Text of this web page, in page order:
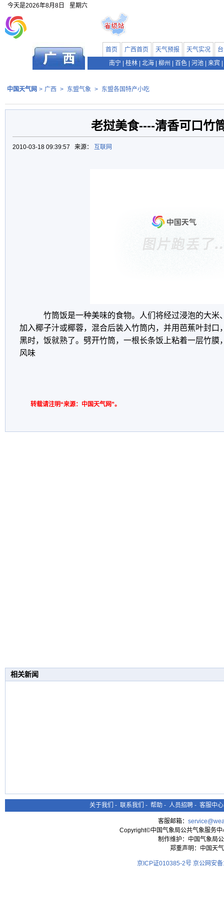
今天是2026年8月8日 星期六
首页 广西首页 天气预报 天气实况
南宁
桂林 北海 柳州 百色 河池 来宾
中国天气网 > 广西 > 东盟气象 > 东盟各国特产小吃
老挝美食----清香可口竹
2010-03-18 09:39:57 来源： 互联网
竹筒饭是一种美味的食物。人们将经过浸泡的大米
加入椰子汁或椰蓉，混合后装入竹筒内，并用芭蕉叶封口
黑时，饭就熟了。劈开竹筒，一根长条饭上粘着一层竹膜
风味
转载请注明“来源：中国天气网”。
相关新闻
关于我们 - 联系我们 - 帮助 - 人员招聘 - 客服中心
客服邮箱：
Copyright©中国气象局公共气象服务
制作维护：中国气象局
郑重声明：中国天
京ICP证010385-2号 京公网安